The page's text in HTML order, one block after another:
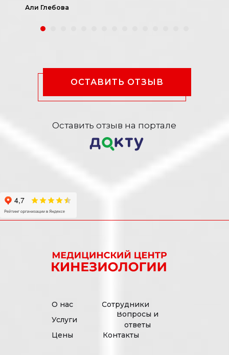
Али Глебова
ОСТАВИТЬ ОТЗЫВ
Оставить отзыв на портале
О нас
Услуги
Цены
Сотрудники
Вопросы и
ответы
Контакты